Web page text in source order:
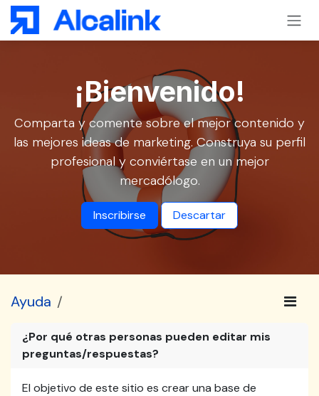
Ir al contenido
¡Bienvenido!
Comparta y comente sobre el mejor contenido y
las mejores ideas de marketing. Construya su perfil
profesional y conviértase en un mejor
mercadólogo.
Inscribirse Descartar
Ayuda
¿Por qué otras personas pueden editar mis
preguntas/respuestas?
El objetivo de este sitio es crear una base de